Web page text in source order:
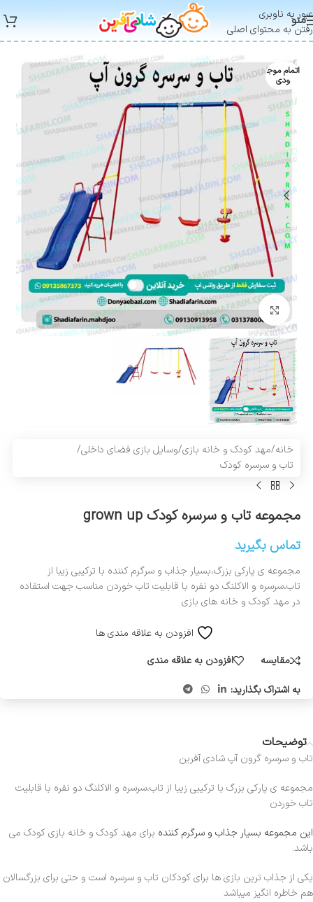
عبور به ناوبری
رفتن به محتوای اصلی
منو
اتمام موج
ودی
بزرگنمایی تصویر
خانه/مهد کودک و خانه بازی/وسایل بازی فضای داخلی/
تاب و سرسره کودک
مجموعه تاب و سرسره کودک grown up
تماس بگیرید
مجموعه ی پارکی بزرگ،بسیار جذاب و سرگرم کننده با ترکیبی زیبا از
تاب،سرسره و الاکلنگ دو نفره با قابلیت تاب خوردن مناسب جهت استفاده
در مهد کودک و خانه های بازی
افزودن به علاقه مندی ها
مقایسه
افزودن به علاقه مندی
به اشتراک بگذارید:
توضیحات
تاب و سرسره گرون آپ شادی آفرین
مجموعه ی پارکی بزرگ با ترکیبی زیبا از تاب،سرسره و الاکلنگ دو نفره با قابلیت
تاب خوردن
این مجموعه بسیار جذاب و سرگرم کننده برای مهد کودک و خانه بازی کودک می
باشد.
یکی از جذاب ترین بازی ها برای کودکان تاب و سرسره است و حتی برای بزرگسالان
هم خاطره انگیز میباشد